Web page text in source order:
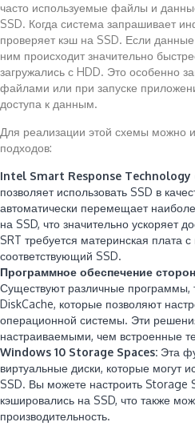
часто используемые файлы и
SSD. Когда система запрашивает
проверяет кэш на SSD. Если
ним происходит значительно
загружались с HDD. Это особенно
файлами или при запуске
доступа к данным.
Для реализации этой схемы можно
подходов:
Intel Smart Response Technology
позволяет использовать SSD в
автоматически перемещает
на SSD, что значительно ускоряет
SRT требуется материнская плата
соответствующий SSD.
Программное обеспечение
Существуют различные программы,
DiskCache, которые позволяют
операционной системы. Эти
настраиваемыми, чем встроенные
Windows 10 Storage Spaces: Эта
виртуальные диски, которые могут
SSD. Вы можете настроить Storage
кэшировались на SSD, что также
производительность.